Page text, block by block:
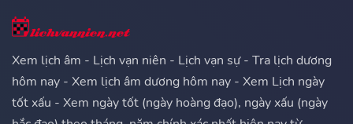
Xem lịch âm - Lịch vạn niên - Lịch vạn sự - Tra lịch dương
hôm nay - Xem lịch âm dương hôm nay - Xem Lịch ngày
tốt xấu - Xem ngày tốt (ngày hoàng đạo), ngày xấu (ngày